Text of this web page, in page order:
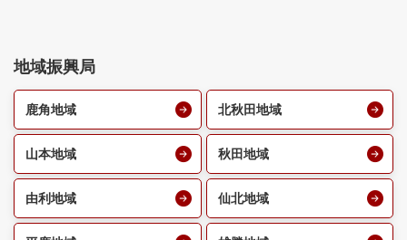
地域振興局
鹿角地域 北秋田地域
山本地域 秋田地域
由利地域 仙北地域